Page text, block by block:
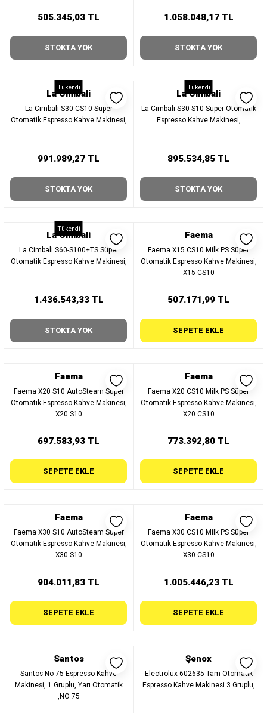
505.345,03 TL
STOKTA YOK
1.058.048,17 TL
STOKTA YOK
Tükendi
La Cimbali
La Cimbali S30-CS10 Süper
Otomatik Espresso Kahve Makinesi,
991.989,27 TL
STOKTA YOK
Tükendi
La Cimbali
La Cimbali S30-S10 Süper Otomatik
Espresso Kahve Makinesi,
895.534,85 TL
STOKTA YOK
Tükendi
La Cimbali
La Cimbali S60-S100+TS Süper
Otomatik Espresso Kahve Makinesi,
1.436.543,33 TL
STOKTA YOK
Faema
Faema X15 CS10 Milk PS Süper
Otomatik Espresso Kahve Makinesi,
X15 CS10
507.171,99 TL
SEPETE EKLE
Faema
Faema X20 S10 AutoSteam Süper
Otomatik Espresso Kahve Makinesi,
X20 S10
697.583,93 TL
SEPETE EKLE
Faema
Faema X20 CS10 Milk PS Süper
Otomatik Espresso Kahve Makinesi,
X20 CS10
773.392,80 TL
SEPETE EKLE
Faema
Faema X30 S10 AutoSteam Süper
Otomatik Espresso Kahve Makinesi,
X30 S10
904.011,83 TL
SEPETE EKLE
Faema
Faema X30 CS10 Milk PS Süper
Otomatik Espresso Kahve Makinesi,
X30 CS10
1.005.446,23 TL
SEPETE EKLE
Santos
Santos No 75 Espresso Kahve
Makinesi, 1 Gruplu, Yarı Otomatik
,NO 75
Şenox
Electrolux 602635 Tam Otomatik
Espresso Kahve Makinesi 3 Gruplu,